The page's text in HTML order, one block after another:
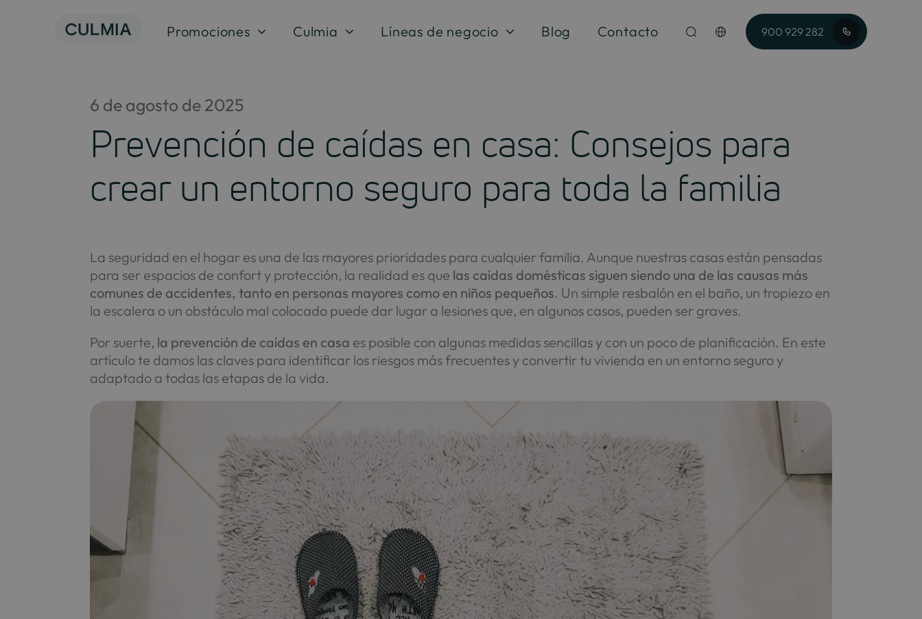
Promociones Culmia Líneas de negocio Blog Contacto 900 929 282
6 de agosto de 2025
Prevención de caídas en casa: Consejos para
crear un entorno seguro para toda la familia
La seguridad en el hogar es una de las mayores prioridades para cualquier familia. Aunque nuestras casas están pensadas
para ser espacios de confort y protección, la realidad es que las caídas domésticas siguen siendo una de las causas más
comunes de accidentes, tanto en personas mayores como en niños pequeños. Un simple resbalón en el baño, un tropiezo en
la escalera o un obstáculo mal colocado puede dar lugar a lesiones que, en algunos casos, pueden ser graves.
Por suerte, la prevención de caídas en casa es posible con algunas medidas sencillas y con un poco de planificación. En este
artículo te damos las claves para identificar los riesgos más frecuentes y convertir tu vivienda en un entorno seguro y
adaptado a todas las etapas de la vida.